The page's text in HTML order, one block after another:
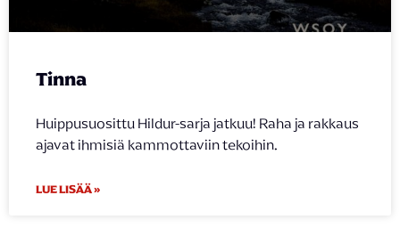
Tinna
Huippusuosittu Hildur-sarja jatkuu! Raha ja rakkaus
ajavat ihmisiä kammottaviin tekoihin.
LUE LISÄÄ »